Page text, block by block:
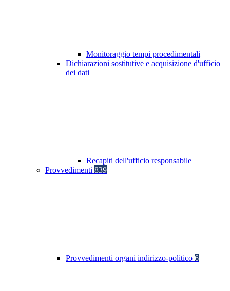
Monitoraggio tempi procedimentali
Dichiarazioni sostitutive e acquisizione d'ufficio
dei dati
Recapiti dell'ufficio responsabile
Provvedimenti 839
Provvedimenti organi indirizzo-politico 6